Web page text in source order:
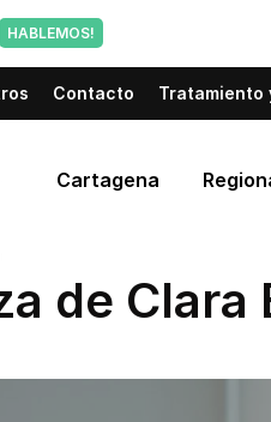
HABLEMOS!
Contacto Tratamiento
Cartagena
de Clara